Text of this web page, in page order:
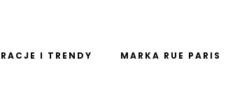
I TRENDY MARKA RUE PARIS